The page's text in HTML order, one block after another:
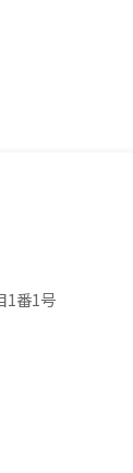
1番1号